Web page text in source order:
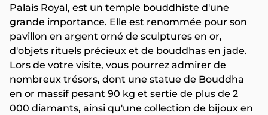
Palais Royal, est un temple bouddhiste d'une
grande importance. Elle est renommée pour son
pavillon en argent orné de sculptures en or,
d'objets rituels précieux et de bouddhas en jade.
Lors de votre visite, vous pourrez admirer de
nombreux trésors, dont une statue de Bouddha
en or massif pesant 90 kg et sertie de plus de 2
000 diamants, ainsi qu'une collection de bijoux en